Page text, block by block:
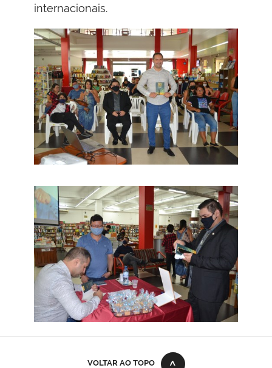
internacionais.
VOLTAR AO TOPO